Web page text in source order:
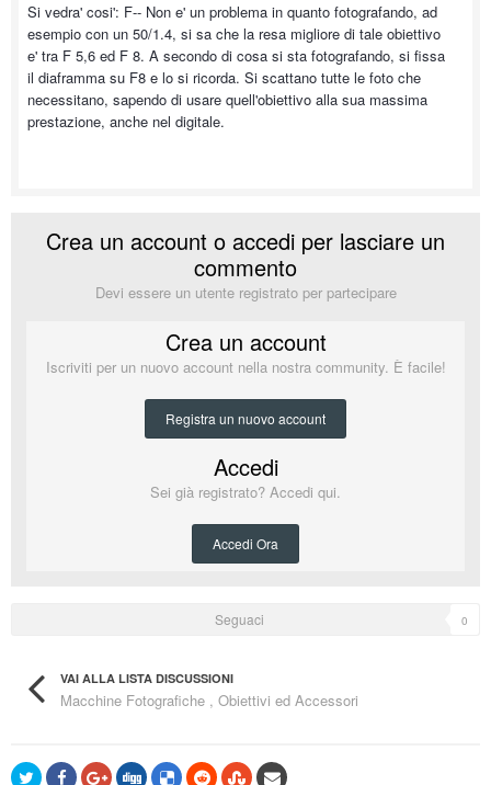
Si vedra' cosi': F-- Non e' un problema in quanto fotografando, ad
esempio con un 50/1.4, si sa che la resa migliore di tale obiettivo
e' tra F 5,6 ed F 8. A secondo di cosa si sta fotografando, si fissa
il diaframma su F8 e lo si ricorda. Si scattano tutte le foto che
necessitano, sapendo di usare quell'obiettivo alla sua massima
prestazione, anche nel digitale.
Crea un account o accedi per lasciare un
commento
Devi essere un utente registrato per partecipare
Crea un account
Iscriviti per un nuovo account nella nostra community. È facile!
Registra un nuovo account
Accedi
Sei già registrato? Accedi qui.
Accedi Ora
Seguaci 0
VAI ALLA LISTA DISCUSSIONI
Macchine Fotografiche , Obiettivi ed Accessori